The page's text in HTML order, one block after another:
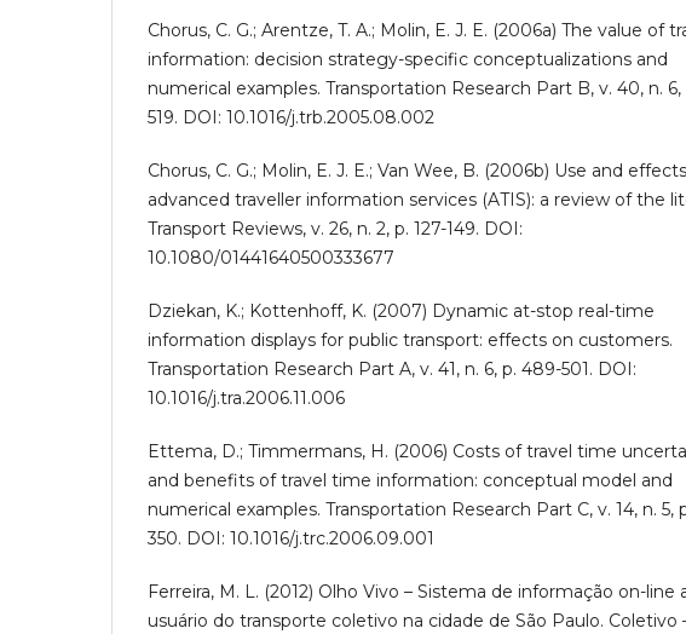
Chorus, C. G.; Arentze, T. A.; Molin, E. J. E. (2006a) The value of
information: decision strategy-specific conceptualizations and
numerical examples. Transportation Research Part B, v. 40, n. 6,
519. DOI: 10.1016/j.trb.2005.08.002
Chorus, C. G.; Molin, E. J. E.; Van Wee, B. (2006b) Use and
advanced traveller information services (ATIS): a review of the
Transport Reviews, v. 26, n. 2, p. 127-149. DOI:
10.1080/01441640500333677
Dziekan, K.; Kottenhoff, K. (2007) Dynamic at-stop real-time
information displays for public transport: effects on customers.
Transportation Research Part A, v. 41, n. 6, p. 489-501. DOI:
10.1016/j.tra.2006.11.006
Ettema, D.; Timmermans, H. (2006) Costs of travel time
and benefits of travel time information: conceptual model and
numerical examples. Transportation Research Part C, v. 14, n. 5,
350. DOI: 10.1016/j.trc.2006.09.001
Ferreira, M. L. (2012) Olho Vivo – Sistema de informação on-line
usuário do transporte coletivo na cidade de São Paulo. Coletivo